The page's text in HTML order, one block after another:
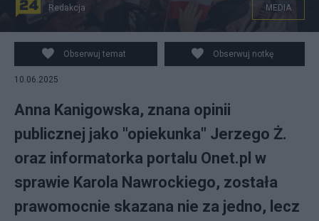
Redakcja MEDIA
Obserwuj temat Obserwuj notkę
10.06.2025
Anna Kanigowska, znana opinii
publicznej jako "opiekunka" Jerzego Ż.
oraz informatorka portalu Onet.pl w
sprawie Karola Nawrockiego, została
prawomocnie skazana nie za jedno, lecz